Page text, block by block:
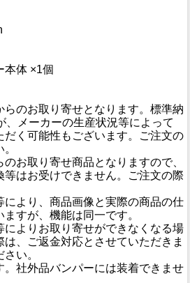
本体 ×1個
らのお取り寄せとなります。標準納
、メーカーの生産状況等によって
だく可能性もございます。ご注文の
のお取り寄せ商品となりますので、
等はお受けできません。ご注文の際
により、商品画像と実際の商品の仕
すが、機能は同一です。
によりお取り寄せができなくなる場
、ご返金対応とさせていただきま
い。
。社外品バンパーには装着できませ